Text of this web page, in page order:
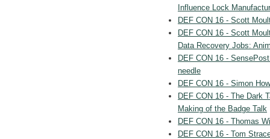
Influence Lock
DEF CON 16 - Scott
DEF CON 16 - Scott
Data Recovery Jobs:
DEF CON 16 -
needle
DEF CON 16 - Simon
DEF CON 16 - The Dark
Making of the Badge Talk
DEF CON 16 - Thomas
DEF CON 16 - Tom